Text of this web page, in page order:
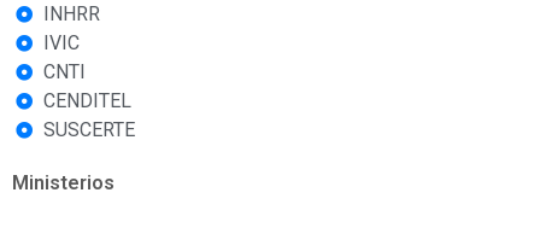
INHRR
IVIC
CNTI
CENDITEL
SUSCERTE
Ministerios